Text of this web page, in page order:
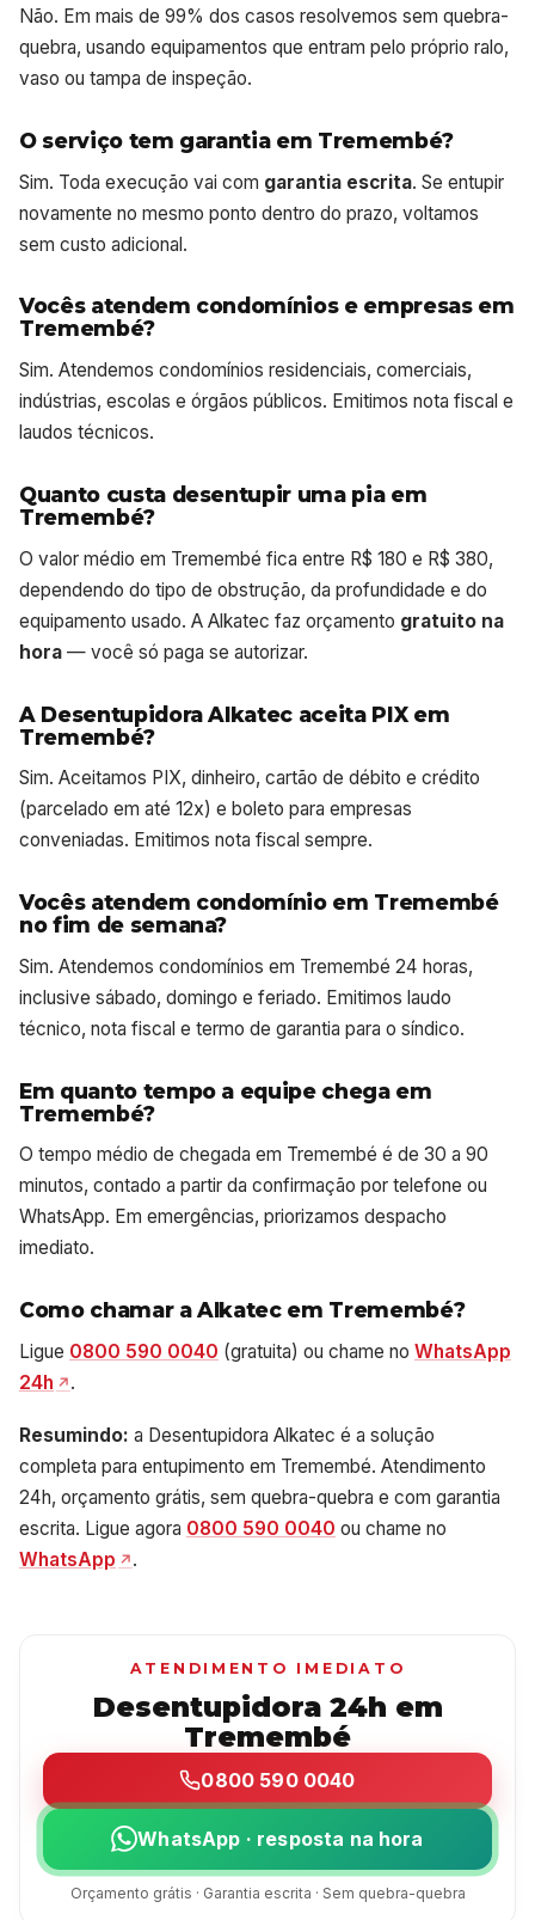
Não. Em mais de 99% dos casos resolvemos sem quebra-
quebra, usando equipamentos que entram pelo próprio ralo,
vaso ou tampa de inspeção.
O serviço tem garantia em Tremembé?
Sim. Toda execução vai com garantia escrita. Se entupir
novamente no mesmo ponto dentro do prazo, voltamos
sem custo adicional.
Vocês atendem condomínios e empresas em
Tremembé?
Sim. Atendemos condomínios residenciais, comerciais,
indústrias, escolas e órgãos públicos. Emitimos nota fiscal e
laudos técnicos.
Quanto custa desentupir uma pia em
Tremembé?
O valor médio em Tremembé fica entre R$ 180 e R$ 380,
dependendo do tipo de obstrução, da profundidade e do
equipamento usado. A Alkatec faz orçamento gratuito na
hora — você só paga se autorizar.
A Desentupidora Alkatec aceita PIX em
Tremembé?
Sim. Aceitamos PIX, dinheiro, cartão de débito e crédito
(parcelado em até 12x) e boleto para empresas
conveniadas. Emitimos nota fiscal sempre.
Vocês atendem condomínio em Tremembé
no fim de semana?
Sim. Atendemos condomínios em Tremembé 24 horas,
inclusive sábado, domingo e feriado. Emitimos laudo
técnico, nota fiscal e termo de garantia para o síndico.
Em quanto tempo a equipe chega em
Tremembé?
O tempo médio de chegada em Tremembé é de 30 a 90
minutos, contado a partir da confirmação por telefone ou
WhatsApp. Em emergências, priorizamos despacho
imediato.
Como chamar a Alkatec em Tremembé?
Ligue 0800 590 0040 (gratuita) ou chame no WhatsApp
24h
.
Resumindo: a Desentupidora Alkatec é a solução
completa para entupimento em Tremembé. Atendimento
24h, orçamento grátis, sem quebra-quebra e com garantia
escrita. Ligue agora 0800 590 0040 ou chame no
WhatsApp
.
ATENDIMENTO IMEDIATO
Desentupidora 24h em
Tremembé
0800 590 0040
WhatsApp · resposta na hora
Orçamento grátis · Garantia escrita · Sem quebra-quebra